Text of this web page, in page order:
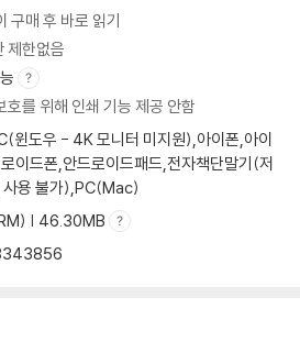
구매 후 바로 읽기
제한없음
호를 위해 인쇄 기능 제공 안함
윈도우 - 4K 모니터 미지원),아이폰,아이
이드폰,안드로이드패드,전자책단말기(저
사용 불가),PC(Mac)
| 46.30MB